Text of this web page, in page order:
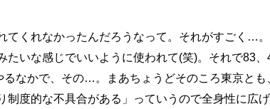
てくれなかったんだろうなって。それがすごく…
たいな感じでいいように使われて(笑)。それで83
なかで、その…。まあちょうどそのころ東京とも
制度的な不具合がある」っていうので全身性に広